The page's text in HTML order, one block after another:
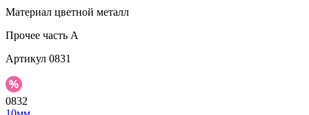
Материал цветной металл
Прочее часть A
Артикул 0831
0832